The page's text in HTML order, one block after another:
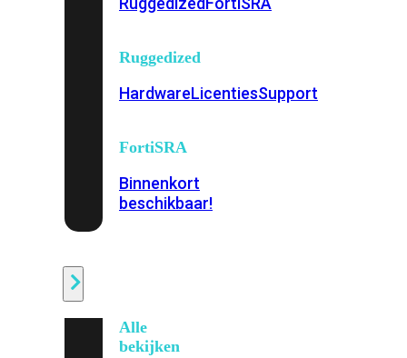
Ruggedized
HardwareLicentiesSupport
FortiSRA
Binnenkort
beschikbaar!
Alle
bekijken